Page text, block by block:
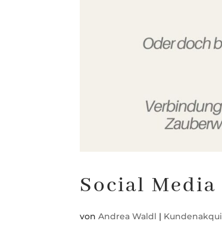
Social
vonAndrea Waldl |